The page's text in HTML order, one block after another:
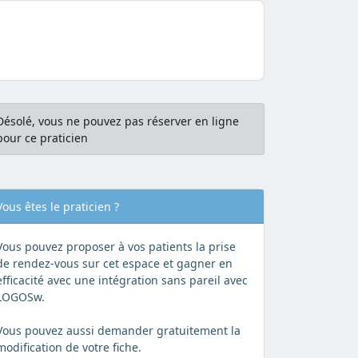
vous ne pouvez pas réserver en ligne
ce praticien
êtes le praticien ?
pouvez proposer à vos patients la prise
rendez-vous sur cet espace et gagner en
avec une intégration sans pareil avec
pouvez aussi demander gratuitement la
de votre fiche.